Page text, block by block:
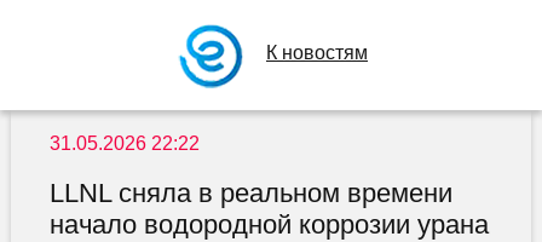
К новостям
31.05.2026 22:22
LLNL сняла в реальном времени
начало водородной коррозии урана